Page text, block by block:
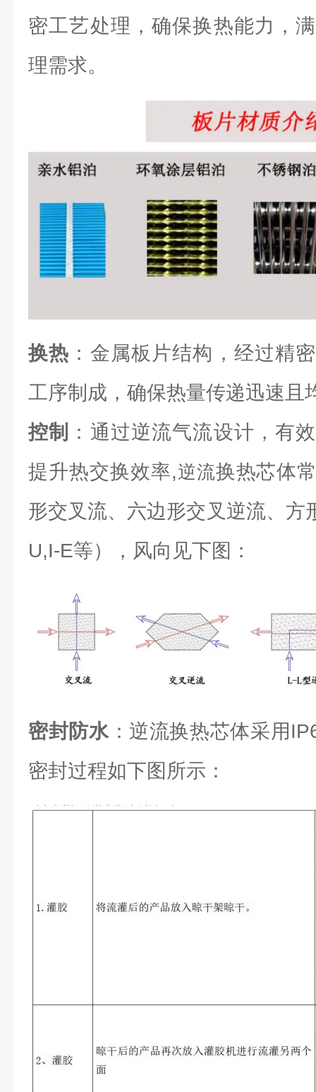
密工艺处理，确保换热能力，
理需求。
换热 ：金属板片结构，经过精
工序制成，确保热量传递迅速且
控制
：通过逆流气流设计，有
提升热交换效率,逆流换热芯体
形交叉流、六边形交叉逆流、方
U,I-E等），风向见下图：
密封防水：逆流换热芯体采用
密封过程如下图所示：